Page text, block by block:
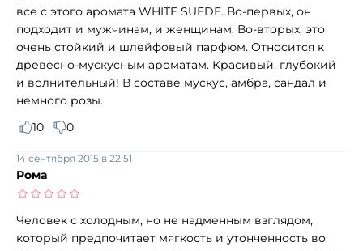
все с этого аромата WHITE SUEDE. Во-первых, он
подходит и мужчинам, и женщинам. Во-вторых, это
очень стойкий и шлейфовый парфюм. Относится к
древесно-мускусным ароматам. Красивый, глубокий
и волнительный! В составе мускус, амбра, сандал и
немного розы.
10
0
Рома
14 сентября 2015 в 22:51
Человек с холодным, но не надменным взглядом,
который предпочитает мягкость и утонченность во